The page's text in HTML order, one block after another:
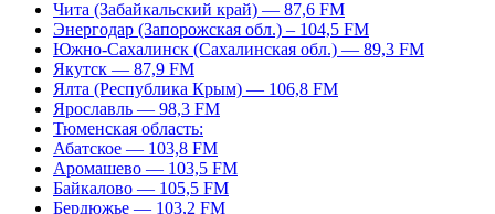
Чита (Забайкальский край) — 87,6 FM
Энергодар (Запорожская обл.) – 104,5 FM
Южно-Сахалинск (Сахалинская обл.) — 89,3 FM
Якутск — 87,9 FM
Ялта (Республика Крым) — 106,8 FM
Ярославль — 98,3 FM
Тюменская область:
Абатское — 103,8 FM
Аромашево — 103,5 FM
Байкалово — 105,5 FM
Бердюжье — 103,2 FM